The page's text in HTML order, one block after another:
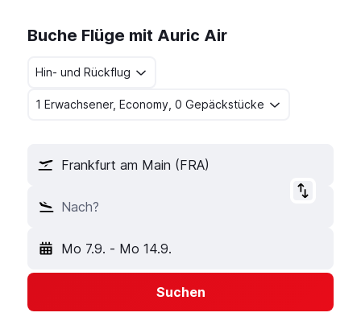
Buche Flüge mit Auric Air
Hin- und Rückflug
1 Erwachsener, Economy, 0 Gepäckstücke
Frankfurt am Main (FRA)
Nach?
Mo 7.9. - Mo 14.9.
Suchen